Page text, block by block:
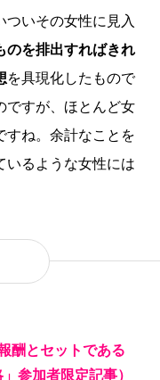
ついその女性に見入
のを排出すればきれ
を具現化したもので
ですが、ほとんど女
すね。余計なことを
いるような女性には
酬とセットである
」参加者限定記事）